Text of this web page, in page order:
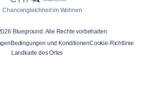
Chancengleichheit im Wohnen
Blueground. Alle Rechte vorbehalten.
Bedingungen und KonditionenCookie-Richtlinie
Landkarte des Ortes